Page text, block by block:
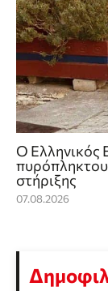
Ο Ελληνικός
στήριξης
07.08.2026